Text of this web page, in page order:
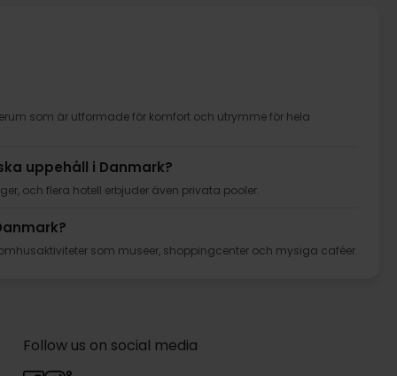
som är utformade för komfort och utrymme för hela
uppehåll i Danmark?
och flera hotell erbjuder även privata pooler.
som museer, shoppingcenter och mysiga caféer.
Follow us on social media